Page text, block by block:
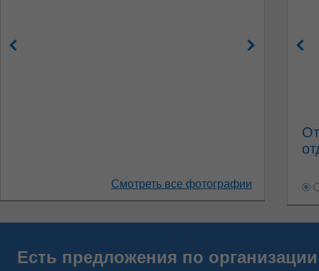
Смотреть все фотографии
Есть предложения по организации